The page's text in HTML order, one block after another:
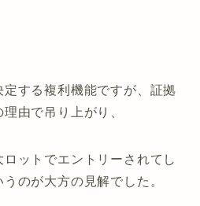
する複利機能ですが、証拠
由で吊り上がり、
ットでエントリーされてし
のが大方の見解でした。